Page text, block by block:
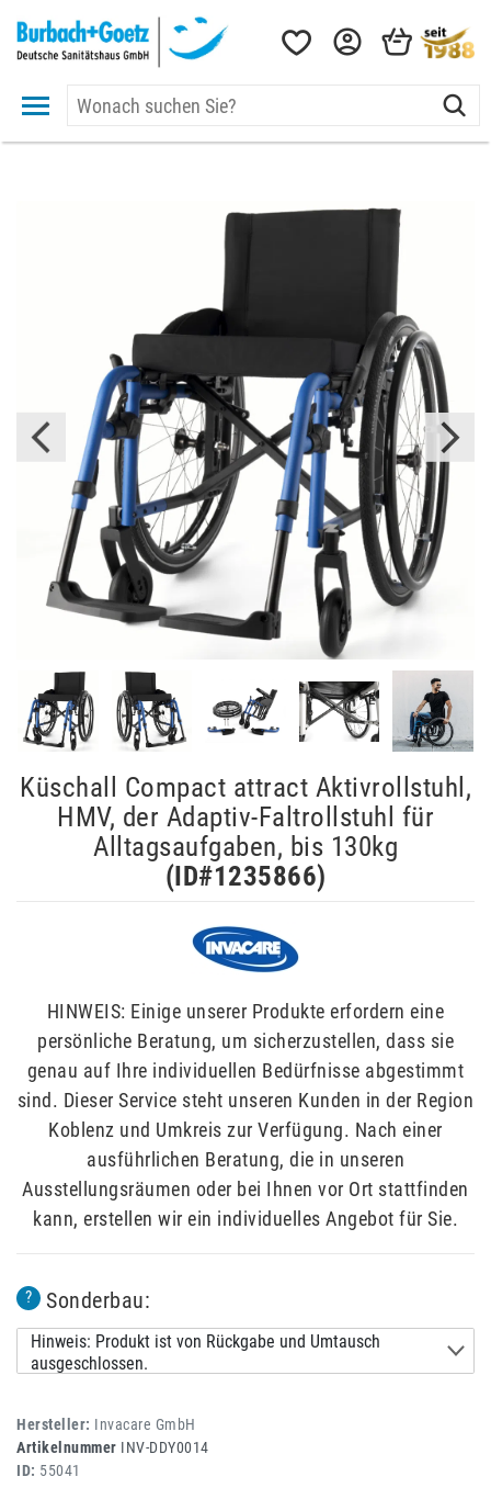
Küschall Compact attract Aktivrollstuhl,
HMV, der Adaptiv-Faltrollstuhl für
Alltagsaufgaben, bis 130kg
(ID#1235866)
HINWEIS: Einige unserer Produkte erfordern eine
persönliche Beratung, um sicherzustellen, dass sie
genau auf Ihre individuellen Bedürfnisse abgestimmt
sind. Dieser Service steht unseren Kunden in der Region
Koblenz und Umkreis zur Verfügung. Nach einer
ausführlichen Beratung, die in unseren
Ausstellungsräumen oder bei Ihnen vor Ort stattfinden
kann, erstellen wir ein individuelles Angebot für Sie.
? Sonderbau:
Hinweis: Produkt ist von Rückgabe und Umtausch
ausgeschlossen.
Hersteller: Invacare GmbH
Artikelnummer INV-DDY0014
ID: 55041